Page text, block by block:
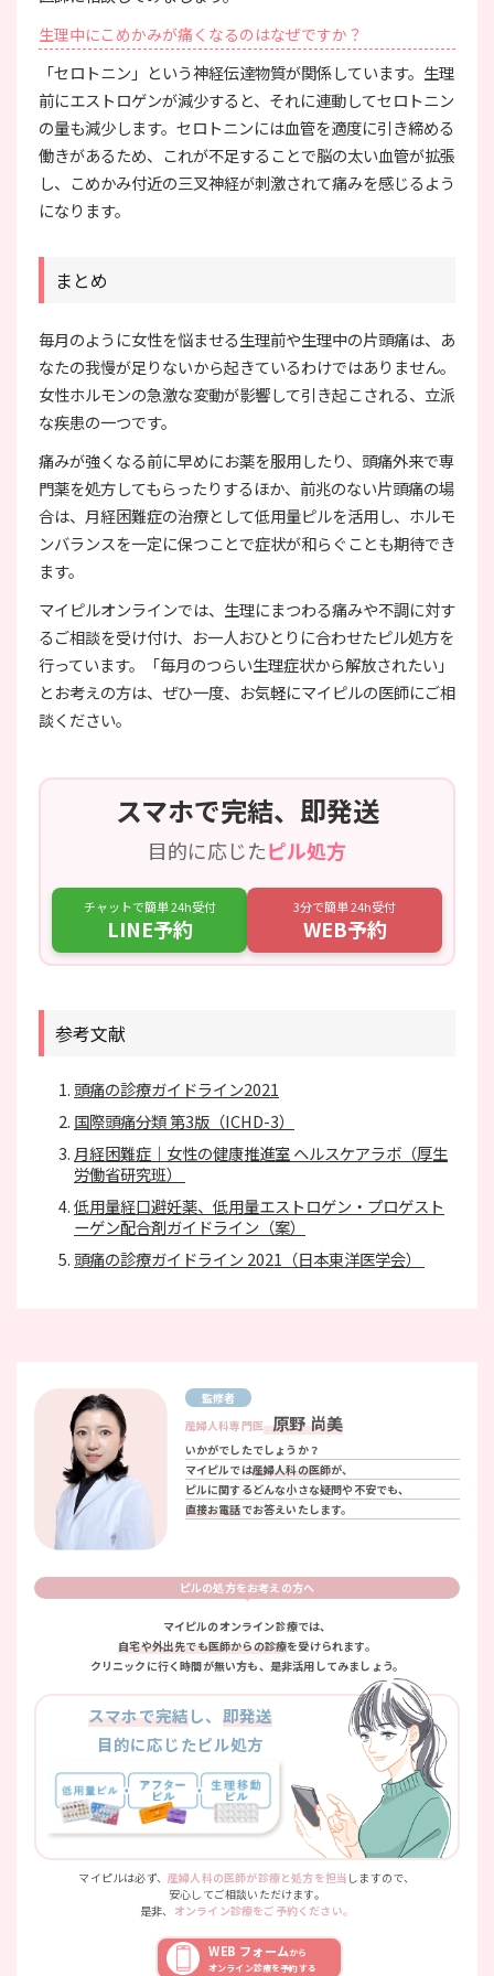
生理中にこめかみが痛くなるのはなぜですか？
「セロトニン」という神経伝達物質が関係しています。生理
前にエストロゲンが減少すると、それに連動してセロトニン
の量も減少します。セロトニンには血管を適度に引き締める
働きがあるため、これが不足することで脳の太い血管が拡張
し、こめかみ付近の三叉神経が刺激されて痛みを感じるよう
になります。
まとめ
毎月のように女性を悩ませる生理前や生理中の片頭痛は、あ
なたの我慢が足りないから起きているわけではありません。
女性ホルモンの急激な変動が影響して引き起こされる、立派
な疾患の一つです。
痛みが強くなる前に早めにお薬を服用したり、頭痛外来で専
門薬を処方してもらったりするほか、前兆のない片頭痛の場
合は、月経困難症の治療として低用量ピルを活用し、ホルモ
ンバランスを一定に保つことで症状が和らぐことも期待でき
ます。
マイピルオンラインでは、生理にまつわる痛みや不調に対す
るご相談を受け付け、お一人おひとりに合わせたピル処方を
行っています。「毎月のつらい生理症状から解放されたい」
とお考えの方は、ぜひ一度、お気軽にマイピルの医師にご相
談ください。
スマホで完結、即発送
目的に応じたピル処方
チャットで簡単 24h受付
LINE予約
3分で簡単 24h受付
WEB予約
参考文献
頭痛の診療ガイドライン2021
国際頭痛分類 第3版（ICHD-3）
月経困難症｜女性の健康推進室 ヘルスケアラボ（厚生
労働省研究班）
低用量経口避妊薬、低用量エストロゲン・プロゲスト
ーゲン配合剤ガイドライン（案）
頭痛の診療ガイドライン 2021（日本東洋医学会）
監修者
産婦人科専門医 原野 尚美
いかがでしたでしょうか？
マイピルでは産婦人科の医師が、
ピルに関するどんな小さな疑問や不安でも、
直接お電話でお答えいたします。
ピルの処方をお考えの方へ
マイピルのオンライン診療では、
自宅や外出先でも医師からの診療を受けられます。
クリニックに行く時間が無い方も、是非活用してみましょう。
スマホで完結し、 即発送
目的に応じたピル処方
マイピルは必ず、産婦人科の医師が診療と処方を担当 しますので、
安心してご相談いただけます。
是非、 オンライン診療をご予約ください。
WEB フォームから
オンライン診療を予約する